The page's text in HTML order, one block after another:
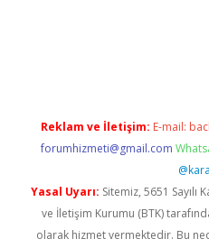
Reklam ve İletişim: E-mail:
forumhizmeti@gmail.com
Yasal Uyarı: Sitemiz, 5651
ve İletişim Kurumu (BTK)
olarak hizmet vermektedir. Bu